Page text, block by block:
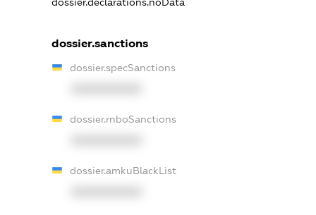
dossier.sanctions
dossier.specSanctions
dossier.rnboSanctions
dossier.amkuBlackList